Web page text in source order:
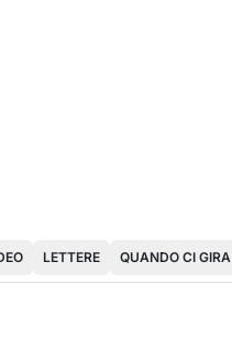
LETTERE QUANDO CI GIRA